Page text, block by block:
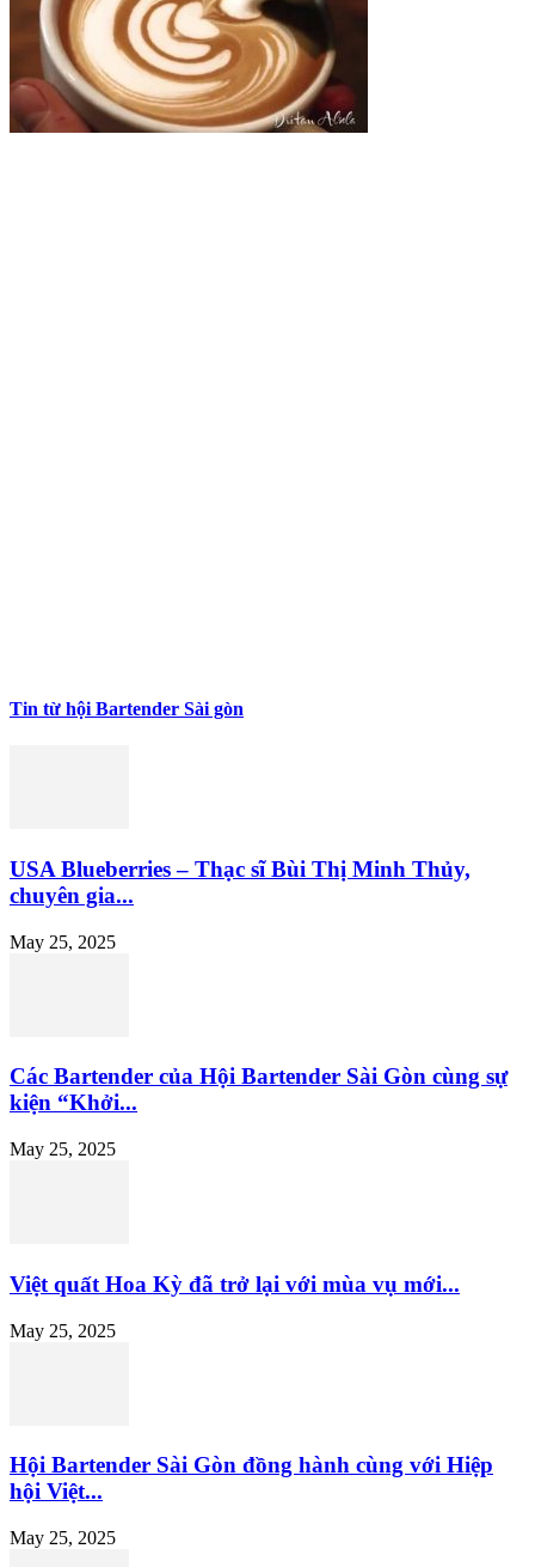
Tin từ hội Bartender Sài gòn
USA Blueberries – Thạc sĩ Bùi Thị Minh Thủy,
chuyên gia...
May 25, 2025
Các Bartender của Hội Bartender Sài Gòn cùng sự
kiện “Khởi...
May 25, 2025
Việt quất Hoa Kỳ đã trở lại với mùa vụ mới...
May 25, 2025
Hội Bartender Sài Gòn đồng hành cùng với Hiệp
hội Việt...
May 25, 2025